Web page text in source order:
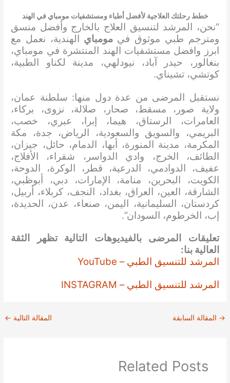
خطط رحلتك العلاجية لأفضل أطباء ومستشفيات مومباي في الهند
“نحن، المرشد لتنسيق العلاج بالخارج وأفضل منسق
ومترجم طبي موثوق في مومباي الهندية، نعمل مع
ابرز وافضل مستشفيات الهند المنتشرة في مومباي،
بنغالور، حيدر آباد، نيودلهي، مدينة لكناو الطبية،
كوتشي، تشيناي.
نستقبل المرضى من عدة دول منها: سلطنة عمان،
ولاية صور، مسقط، صحار، صلالة، نزوى، بركاء،
العامرات، الرستاق، هيما، إبرا، عبري، خصب،
البريمي، والسويق والسعودية، الرياض، جدة، مكة
المكرمة، مدينة المنورة، أبها، الدمام، حائل، جيزان،
الطائف، الخرج، وادي الدواسر، شقراء، الأفلاج،
عفيف، الدوادمي، الدرعية، قطر، الوكرة، الدوحة،
الكويت، البحرين، منامة، الإمارات، دبي، أبوظبي،
الشارقة، العين، العراق، بغداد، النجف، كربلاء، أربيل،
كردستان، السليمانية، اليمن، صنعاء، عدن، الحديدة،
إب، الخرطوم، السودان”.
تعليقات المرضى بالفيديوهات التالية تظهر الثقة
العالية بنا:
المرشد للتنسيق الطبي – YouTube
المرشد للتنسيق الطبي – INSTAGRAM
→ المقالة السابقة المقالة التالية ←
Related Posts